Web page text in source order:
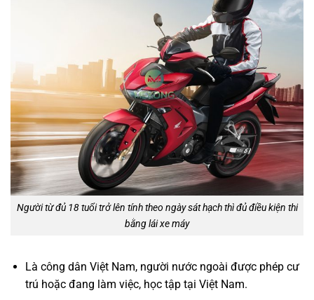
Người từ đủ 18 tuổi trở lên tính theo ngày sát hạch thì đủ điều kiện thi
bằng lái xe máy
Là công dân Việt Nam, người nước ngoài được phép cư
trú hoặc đang làm việc, học tập tại Việt Nam.